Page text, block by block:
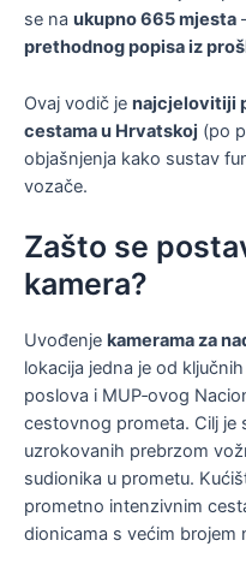
se na ukupno 665 mjesta
prethodnog popisa iz
Ovaj vodič je najcjelovitiji
cestama u Hrvatskoj (po
objašnjenja kako sustav
vozače.
Zašto se
kamera?
Uvođenje kamerama za
lokacija jedna je od
poslova i MUP‑ovog
cestovnog prometa. Cilj je
uzrokovanih prebrzom
sudionika u prometu.
prometno intenzivnim
dionicama s većim brojem